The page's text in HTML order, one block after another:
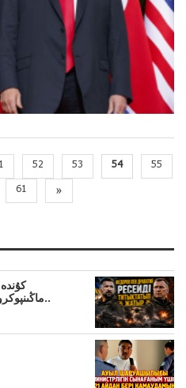
52 53 54
55
61 »
ماڭىنپوكروۆسكاپ، درون ماڭىنداعىنە ج..